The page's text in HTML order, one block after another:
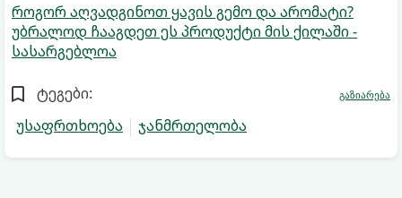
როგორ აღვადგინოთ ყავის გემო და არომატი?
უბრალოდ ჩააგდეთ ეს პროდუქტი მის ქილაში -
სასარგებლოა
ტეგები:
უსაფრთხოება
ჯანმრთელობა
გაზიარება